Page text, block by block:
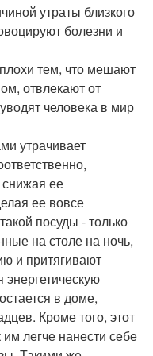
утраты близкого
болезни и
тем, что мешают
отвлекают от
человека в мир
утрачивает
снижая ее
ее вовсе
посуды - только
на столе на ночь,
и притягивают
энергетическую
в доме,
Кроме того, этот
легче нанести себе